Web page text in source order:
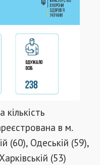
в м.
(60), Одеській (59),
(53)